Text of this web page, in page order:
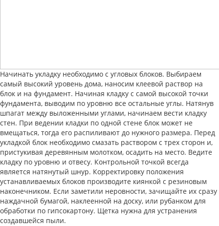
Начинать укладку необходимо с угловых блоков. Выбираем
самый высокий уровень дома, наносим клеевой раствор на
блок и на фундамент. Начиная кладку с самой высокой точки
фундамента, выводим по уровню все остальные углы. Натянув
шпагат между выложенными углами, начинаем вести кладку
стен. При ведении кладки по одной стене блок может не
вмещаться, тогда его распиливают до нужного размера. Перед
укладкой блок необходимо смазать раствором с трех сторон и,
пристукивая деревянным молотком, осадить на место. Ведите
кладку по уровню и отвесу. Контрольной точкой всегда
является натянутый шнур. Корректировку положения
устанавливаемых блоков производите киянкой с резиновым
наконечником. Если заметили неровности, зачищайте их сразу
наждачной бумагой, наклеенной на доску, или рубанком для
обработки по гипсокартону. Щетка нужна для устранения
создавшейся пыли.